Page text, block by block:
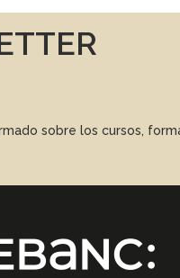
sobre los cursos,